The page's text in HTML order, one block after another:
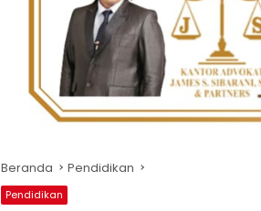
Beranda Pendidikan
Pendidikan